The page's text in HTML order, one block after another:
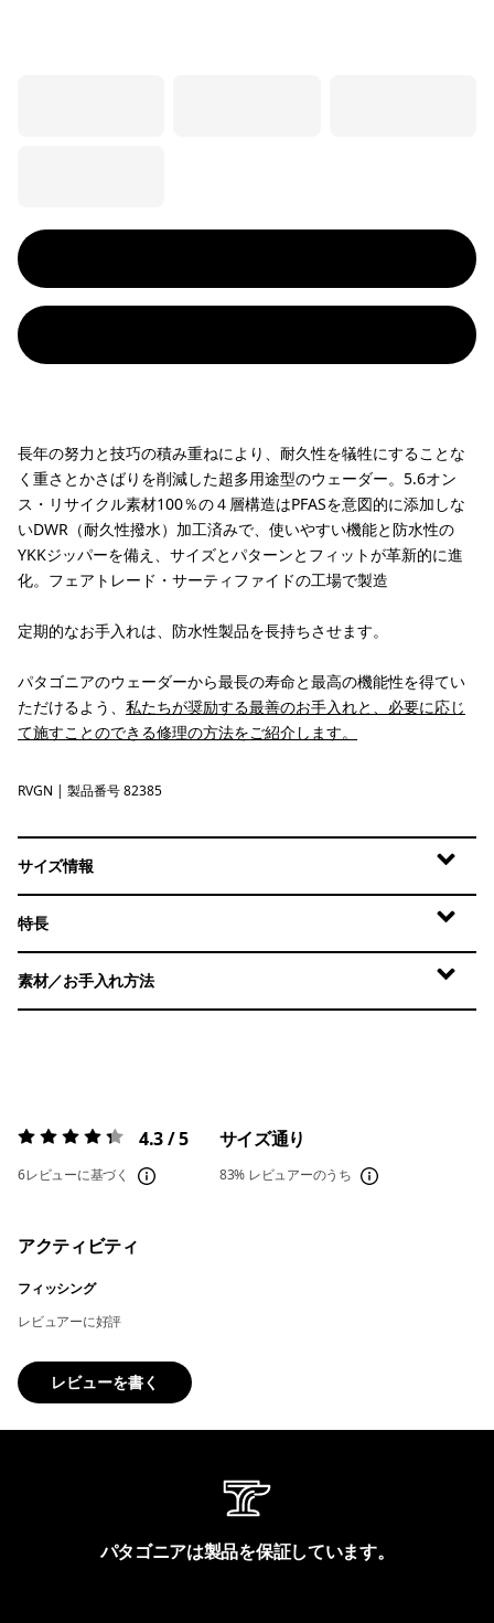
長年の努力と技巧の積み重ねにより、耐久性を犠牲にすることな
く重さとかさばりを削減した超多用途型のウェーダー。5.6オン
ス・リサイクル素材100％の４層構造はPFASを意図的に添加しな
いDWR（耐久性撥水）加工済みで、使いやすい機能と防水性の
YKKジッパーを備え、サイズとパターンとフィットが革新的に進
化。フェアトレード・サーティファイドの工場で製造
定期的なお手入れは、防水性製品を長持ちさせます。
パタゴニアのウェーダーから最長の寿命と最高の機能性を得てい
ただけるよう、 私たちが奨励する最善のお手入れと、必要に応じ
て施すことのできる修理の方法をご紹介します。
River Rock Green
RVGN | 製品番号 82385
サイズ情報
特長
素材／お手入れ方法
評価:4.3 / 5 4.3 / 5
6レビューに基づく
サイズ通り
83% レビュアーのうち
アクティビティ
フィッシング
レビュアーに好評
レビューを書く
パタゴニアは製品を保証しています。